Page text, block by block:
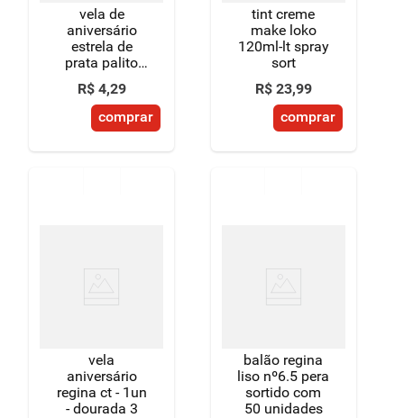
vela de
aniversário
estrela de
prata palito
regina cartela
4 unidades
R$ 4,29
comprar
tint creme
make loko
120ml-lt spray
sort
R$ 23,99
comprar
vela
aniversário
regina ct - 1un
- dourada 3
balão regina
liso nº6.5 pera
sortido com
50 unidades